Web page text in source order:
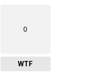
0
WTF